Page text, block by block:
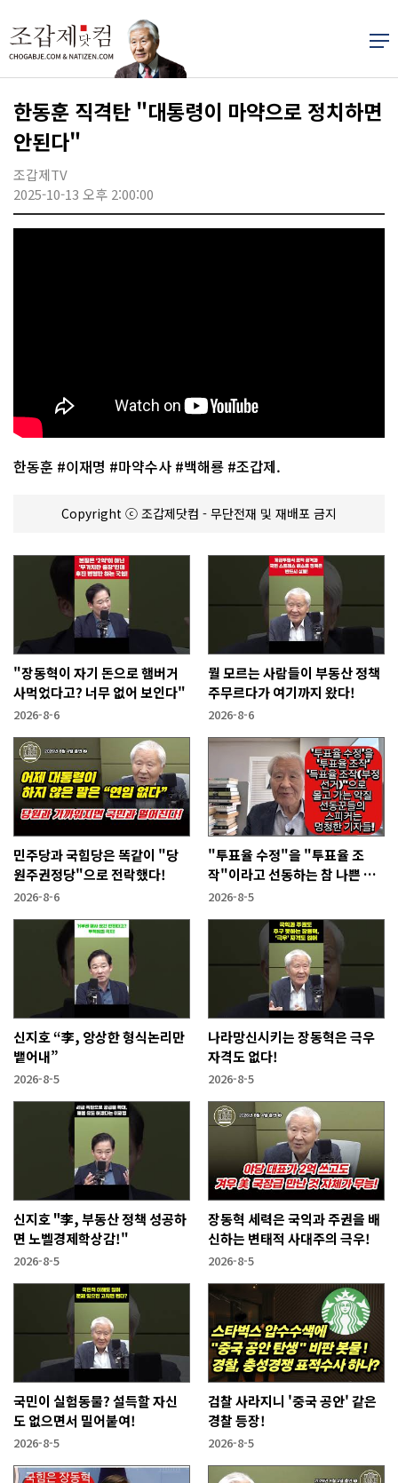
한동훈 직격탄 "대통령이 마약으로 정치하면
안된다"
조갑제TV
2025-10-13 오후 2:00:00
한동훈 #이재명 #마약수사 #백해룡 #조갑제.
Copyright ⓒ 조갑제닷컴 - 무단전재 및 재배포 금지
"장동혁이 자기 돈으로 햄버거
사먹었다고? 너무 없어 보인다"
2026-8-6
뭘 모르는 사람들이 부동산 정책
주무르다가 여기까지 왔다!
2026-8-6
민주당과 국힘당은 똑같이 "당
원주권정당"으로 전락했다!
2026-8-6
"투표율 수정"을 "투표율 조
작"이라고 선동하는 참 나쁜 사
람들!
2026-8-5
신지호 “李, 앙상한 형식논리만
뱉어내”
2026-8-5
나라망신시키는 장동혁은 극우
자격도 없다!
2026-8-5
신지호 "李, 부동산 정책 성공하
면 노벨경제학상감!"
2026-8-5
장동혁 세력은 국익과 주권을 배
신하는 변태적 사대주의 극우!
2026-8-5
국민이 실험동물? 설득할 자신
도 없으면서 밀어붙여!
2026-8-5
검찰 사라지니 '중국 공안' 같은
경찰 등장!
2026-8-5